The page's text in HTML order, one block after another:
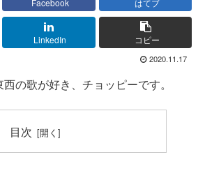
Facebook はてブ
LinkedIn コピー
2020.11.17
の歌が好き、チョッピーです。
目次